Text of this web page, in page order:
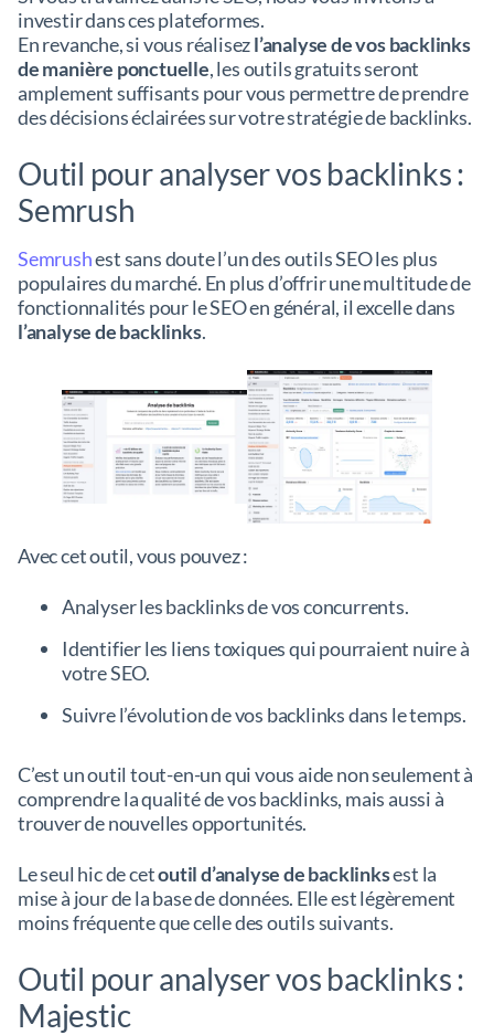
investir dans ces plateformes.
En revanche, si vous réalisezl’analyse de vos backlinks
de manière ponctuelle, les outils gratuits seront
amplement suffisants pour vous permettre de prendre
des décisions éclairées sur votre stratégie de backlinks.
Outil pour analyser vos backlinks :
Semrush
Semrushest sans doute l’un des outils SEO les plus
populaires du marché. En plus d’offrir une multitude de
fonctionnalités pour le SEO en général, il excelle dans
l’analyse de backlinks.
Avec cet outil, vous pouvez :
Analyser les backlinks de vos concurrents.
Identifier les liens toxiques qui pourraient nuire à
votre SEO.
Suivre l’évolution de vos backlinks dans le temps.
C’est un outil tout-en-un qui vous aide non seulement à
comprendre la qualité de vos backlinks, mais aussi à
trouver de nouvelles opportunités.
Le seul hic de cetoutil d’analyse de backlinksest la
mise à jour de la base de données. Elle est légèrement
moins fréquente que celle des outils suivants.
Outil pour analyser vos backlinks :
Majestic